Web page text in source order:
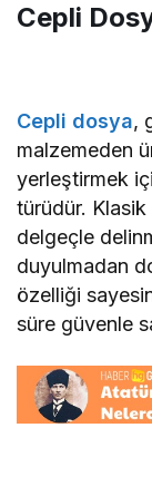
Cepli
Cepli dosya,
malzemeden
yerleştirmek
türüdür.
delgeçle
duyulmadan
özelliği
süre güvenle